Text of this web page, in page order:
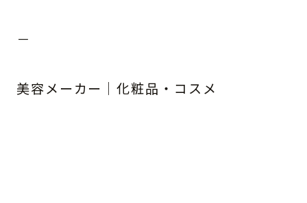
－
美容メーカー｜化粧品・コスメ